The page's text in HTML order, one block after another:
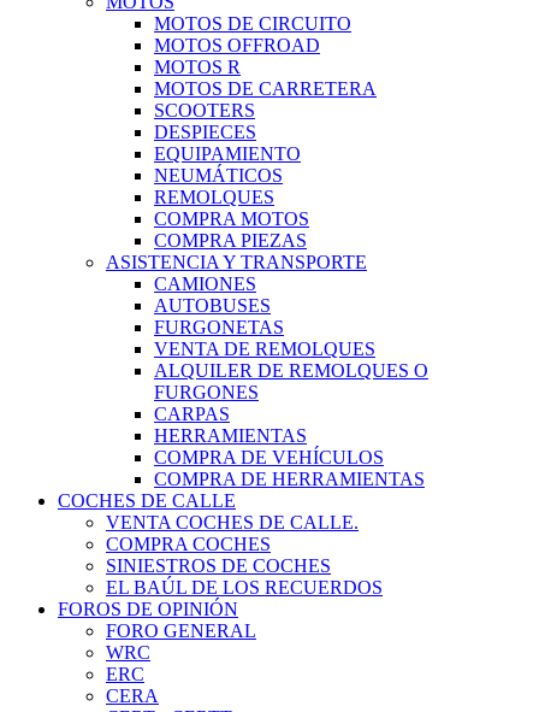
MOTOS DE CIRCUITO
MOTOS OFFROAD
MOTOS R
MOTOS DE CARRETERA
SCOOTERS
DESPIECES
EQUIPAMIENTO
NEUMÁTICOS
REMOLQUES
COMPRA MOTOS
COMPRA PIEZAS
ASISTENCIA Y TRANSPORTE
CAMIONES
AUTOBUSES
FURGONETAS
VENTA DE REMOLQUES
ALQUILER DE REMOLQUES O
FURGONES
CARPAS
HERRAMIENTAS
COMPRA DE VEHÍCULOS
COMPRA DE HERRAMIENTAS
COCHES DE CALLE
VENTA COCHES DE CALLE.
COMPRA COCHES
SINIESTROS DE COCHES
EL BAÚL DE LOS RECUERDOS
FOROS DE OPINIÓN
FORO GENERAL
WRC
ERC
CERA